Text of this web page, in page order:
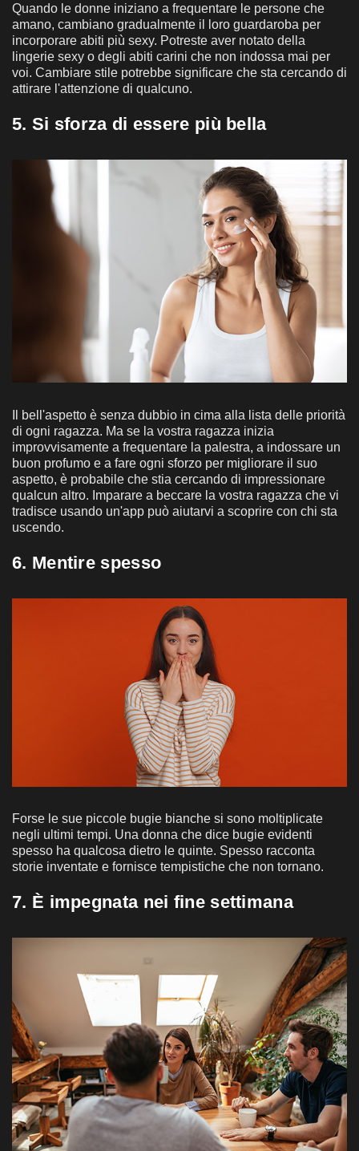
Quando le donne iniziano a frequentare le persone che
amano, cambiano gradualmente il loro guardaroba per
incorporare abiti più sexy. Potreste aver notato della
lingerie sexy o degli abiti carini che non indossa mai per
voi. Cambiare stile potrebbe significare che sta cercando di
attirare l'attenzione di qualcuno.
5. Si sforza di essere più bella
Il bell'aspetto è senza dubbio in cima alla lista delle priorità
di ogni ragazza. Ma se la vostra ragazza inizia
improvvisamente a frequentare la palestra, a indossare un
buon profumo e a fare ogni sforzo per migliorare il suo
aspetto, è probabile che stia cercando di impressionare
qualcun altro. Imparare a beccare la vostra ragazza che vi
tradisce usando un'app può aiutarvi a scoprire con chi sta
uscendo.
6. Mentire spesso
Forse le sue piccole bugie bianche si sono moltiplicate
negli ultimi tempi. Una donna che dice bugie evidenti
spesso ha qualcosa dietro le quinte. Spesso racconta
storie inventate e fornisce tempistiche che non tornano.
7. È impegnata nei fine settimana